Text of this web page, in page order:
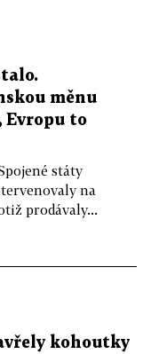
měnu
Evropu to
státy
na
prodávaly...
kohoutky